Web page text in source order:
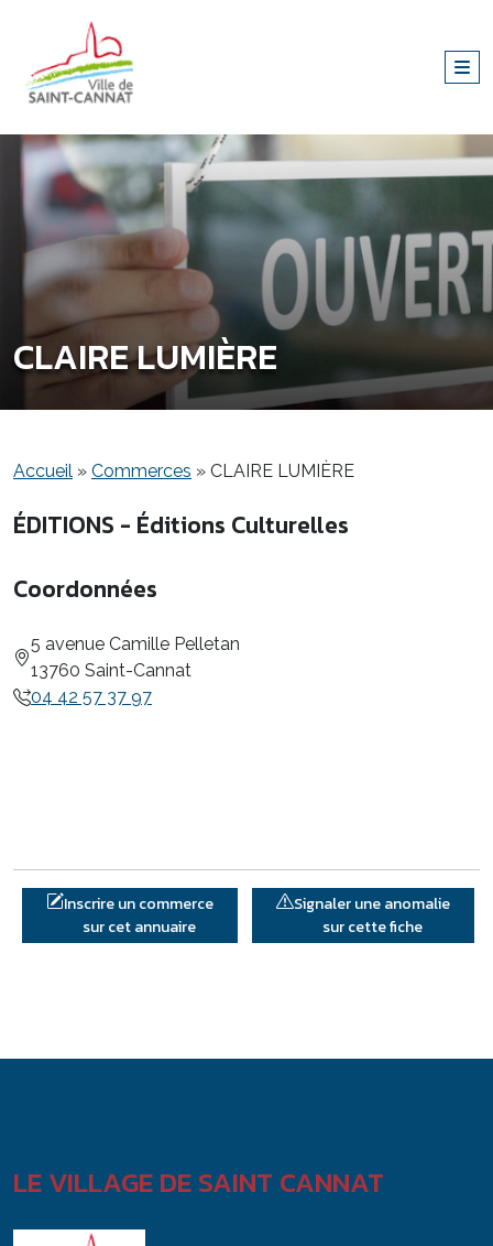
CLAIRE LUMIÈRE
Accueil » Commerces » CLAIRE LUMIÈRE
ÉDITIONS - Éditions Culturelles
Coordonnées
5 avenue Camille Pelletan
13760 Saint-Cannat
04 42 57 37 97
Inscrire un commerce
sur cet annuaire
Signaler une anomalie
sur cette fiche
LE VILLAGE DE SAINT CANNAT